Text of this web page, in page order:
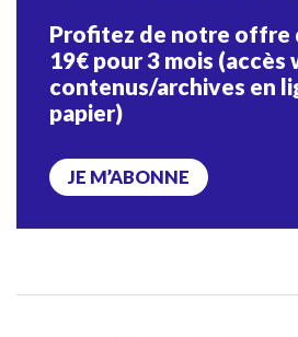
Profitez de notre offre
19€ pour 3 mois (accès
contenus/archives en
papier)
JE M’ABONNE